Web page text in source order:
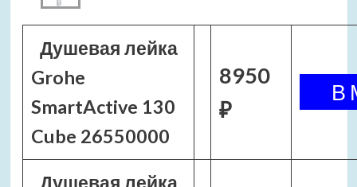
Душевая лейка
Grohe
SmartActive 130
Cube 26550000
8950
₽
Душевая лейка